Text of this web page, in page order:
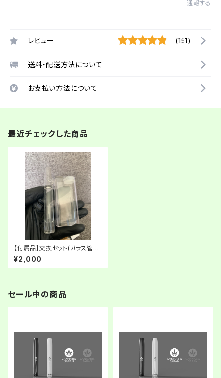
通報する
レビュー (151)
送料・配送方法について
お支払い方法について
最近チェックした商品
【付属品】交換セット(ガラス管
+プラスチックケース) / Hydro
Bubbler
¥2,000
セール中の商品